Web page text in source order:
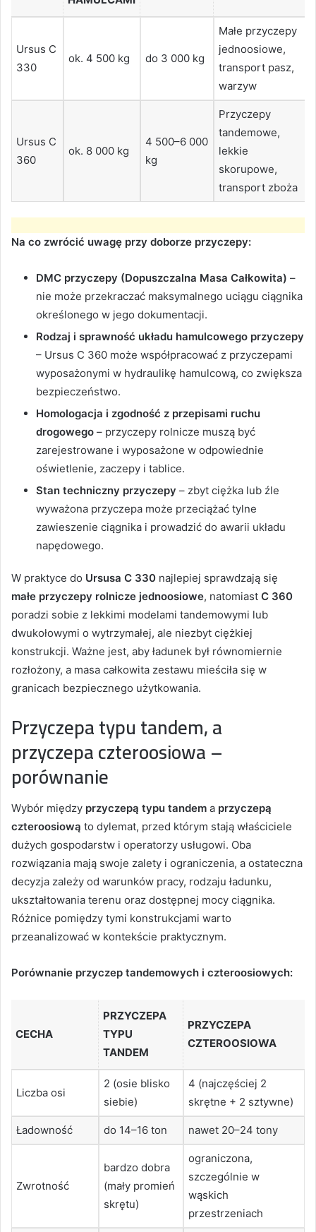
Ursus C
330
ok. 4 500 kg do 3 000 kg
Małe przyczepy
jednoosiowe,
transport pasz,
warzyw
Ursus C
360
ok. 8 000 kg
4 500–6 000
kg
Przyczepy
tandemowe,
lekkie
skorupowe,
transport zboża
Na co zwrócić uwagę przy doborze przyczepy:
DMC przyczepy (Dopuszczalna Masa Całkowita) –
nie może przekraczać maksymalnego uciągu ciągnika
określonego w jego dokumentacji.
Rodzaj i sprawność układu hamulcowego przyczepy
– Ursus C 360 może współpracować z przyczepami
wyposażonymi w hydraulikę hamulcową, co zwiększa
bezpieczeństwo.
Homologacja i zgodność z przepisami ruchu
drogowego – przyczepy rolnicze muszą być
zarejestrowane i wyposażone w odpowiednie
oświetlenie, zaczepy i tablice.
Stan techniczny przyczepy – zbyt ciężka lub źle
wyważona przyczepa może przeciążać tylne
zawieszenie ciągnika i prowadzić do awarii układu
napędowego.
W praktyce do Ursusa C 330 najlepiej sprawdzają się
małe przyczepy rolnicze jednoosiowe, natomiast C 360
poradzi sobie z lekkimi modelami tandemowymi lub
dwukołowymi o wytrzymałej, ale niezbyt ciężkiej
konstrukcji. Ważne jest, aby ładunek był równomiernie
rozłożony, a masa całkowita zestawu mieściła się w
granicach bezpiecznego użytkowania.
Przyczepa typu tandem, a
przyczepa czteroosiowa –
porównanie
Wybór między przyczepą typu tandem a przyczepą
czteroosiową to dylemat, przed którym stają właściciele
dużych gospodarstw i operatorzy usługowi. Oba
rozwiązania mają swoje zalety i ograniczenia, a ostateczna
decyzja zależy od warunków pracy, rodzaju ładunku,
ukształtowania terenu oraz dostępnej mocy ciągnika.
Różnice pomiędzy tymi konstrukcjami warto
przeanalizować w kontekście praktycznym.
Porównanie przyczep tandemowych i czteroosiowych:
CECHA
PRZYCZEPA
TYPU
TANDEM
PRZYCZEPA
CZTEROOSIOWA
Liczba osi
2 (osie blisko
siebie)
4 (najczęściej 2
skrętne + 2 sztywne)
Ładowność do 14–16 ton nawet 20–24 tony
Zwrotność
bardzo dobra
(mały promień
skrętu)
ograniczona,
szczególnie w
wąskich
przestrzeniach